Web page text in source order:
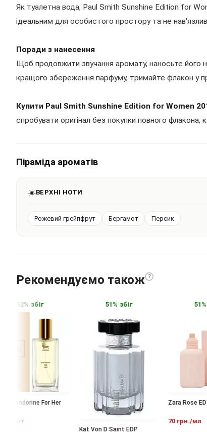
Як туалетна вода, Paul Smith Sunshine Edition for
ідеальним для особистого простору та не
Поради з нанесення
Щоб продовжити звучання аромату, наносьте його
кращого збереження парфуму, тримайте флакон у
Купити Paul Smith Sunshine Edition for Women
спробувати оригінал без покупки повного
Піраміда ароматів
☀️ВЕРХНІ НОТИ
Рожевий грейпфрут Бергамот Персик
Рекомендуємо також ?
52% збіг
Sandorine For Her
51% збіг
Kat Von D Saint EDP
51%
Zara Rose EDT
70 грн./мл